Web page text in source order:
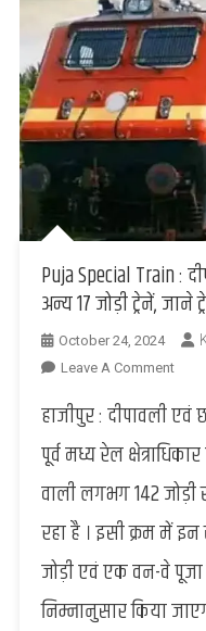
Puja Special Train :
अन्य 17 जोड़ी ट्रेनें, जाने
October 24, 2024
Leave A CommentOn
छठ
महापर्व
चलेंगी
हाजीपुर : दीपावली एवं
पूर्व मध्य रेल
वाली लगभग 142 जोड़ी
रहा है । इसी क्रम में इन
जोड़ी एवं एक वन-वे
निम्नानुसार किया